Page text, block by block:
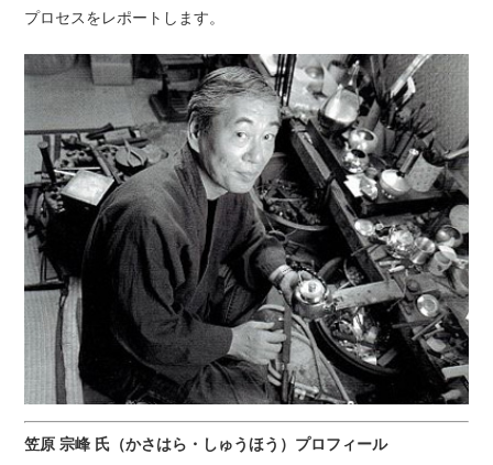
プロセスをレポートします。
笠原 宗峰 氏（かさはら・しゅうほう）プロフィール